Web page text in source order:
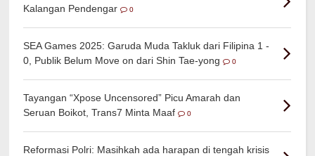
Kalangan Pendengar
0
SEA Games 2025: Garuda Muda Takluk dari Filipina 1 -
0, Publik Belum Move on dari Shin Tae-yong
0
Tayangan “Xpose Uncensored” Picu Amarah dan
Seruan Boikot, Trans7 Minta Maaf
0
Reformasi Polri: Masihkah ada harapan di tengah krisis